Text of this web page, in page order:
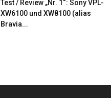
Test / Review „Nr. 1“: Sony VPL-
XW6100 und XW8100 (alias
Bravia...